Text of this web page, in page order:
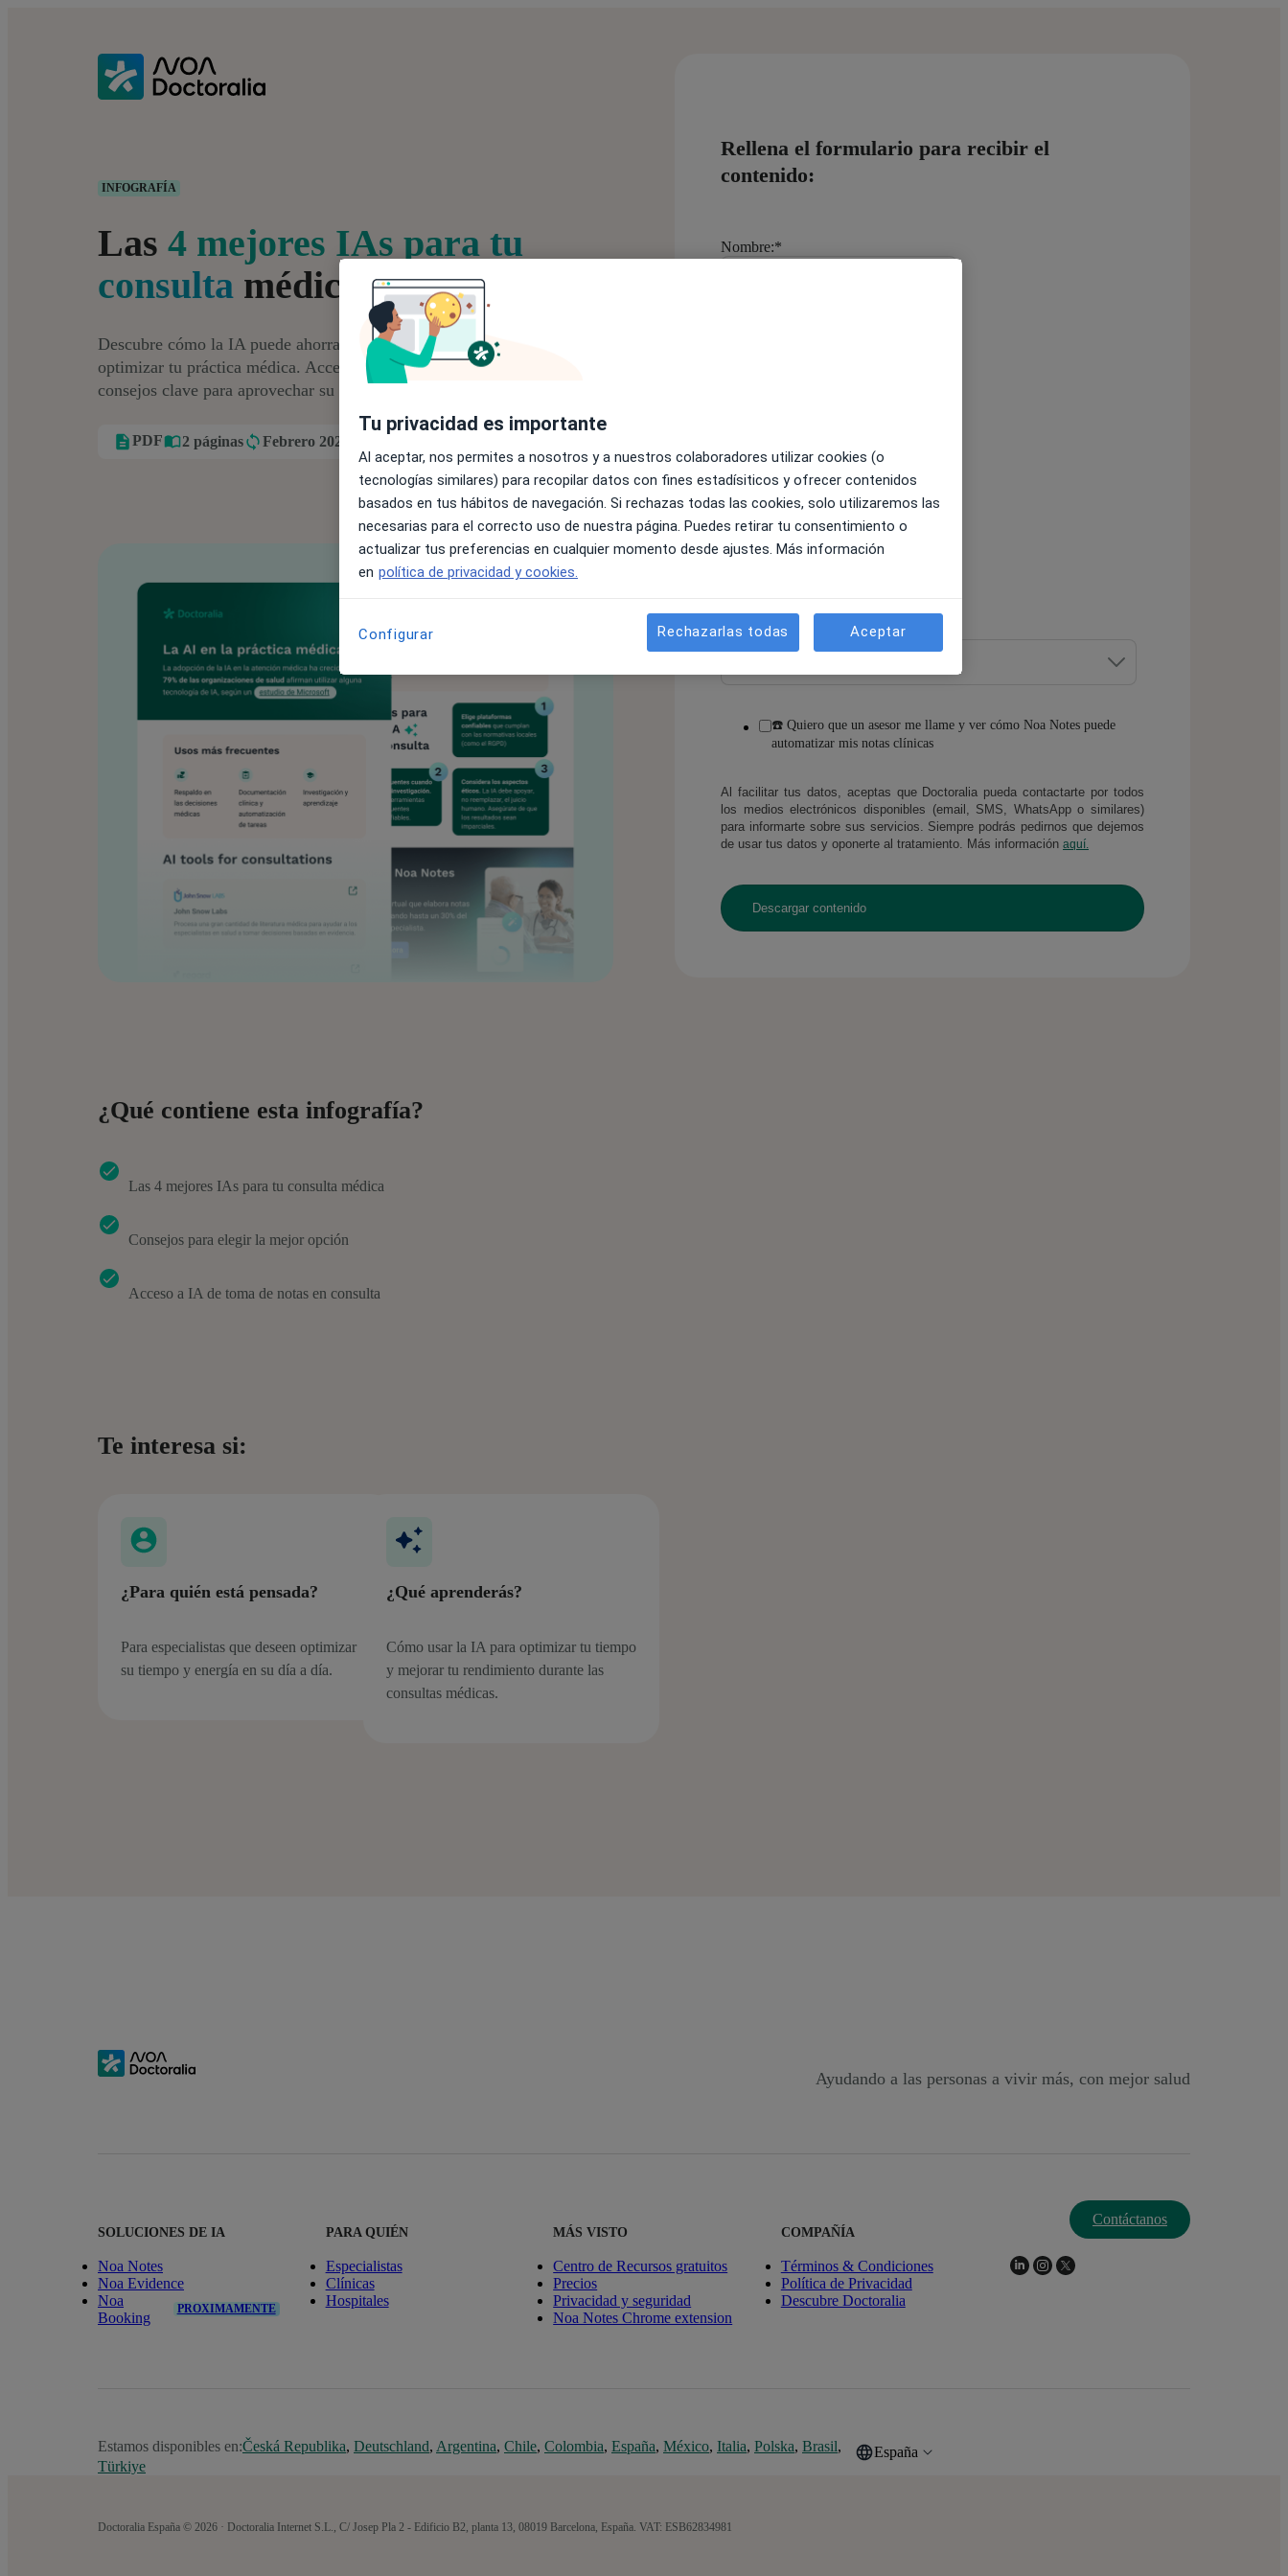
INFOGRAFÍA
Las 4 mejores IAs para tu
consulta médica
Descubre cómo la IA puede ahorrarte tiempo, mejorar tus diagnósticos y
optimizar tu práctica médica. Accede a herramientas confiables y
consejos clave para aprovechar su potencial.
PDF 2 páginas Febrero 2025
Rellena el formulario para recibir el
contenido:
Nombre:*
Teléfono o WhatsApp
¿A qué te dedicas principalmente?
☎️ Quiero que un asesor me llame y ver cómo Noa Notes puede
automatizar mis notas clínicas
Al facilitar tus datos, aceptas que Doctoralia pueda contactarte por todos
los medios electrónicos disponibles (email, SMS, WhatsApp o similares)
para informarte sobre sus servicios. Siempre podrás pedirnos que dejemos
de usar tus datos y oponerte al tratamiento. Más información aquí.
¿Qué contiene esta infografía?
Las 4 mejores IAs para tu consulta médica
Consejos para elegir la mejor opción
Acceso a IA de toma de notas en consulta
Te interesa si:
¿Para quién está pensada?
Para especialistas que deseen optimizar
su tiempo y energía en su día a día.
¿Qué aprenderás?
Cómo usar la IA para optimizar tu tiempo
y mejorar tu rendimiento durante las
consultas médicas.
Ayudando a las personas a vivir más, con mejor salud
SOLUCIONES DE IA
Noa Notes
Noa Evidence
Noa
Booking
PROXIMAMENTE
PARA QUIÉN
Especialistas
Clínicas
Hospitales
MÁS VISTO
Centro de Recursos gratuitos
Precios
Privacidad y seguridad
Noa Notes Chrome extension
COMPAÑÍA
Términos & Condiciones
Política de Privacidad
Descubre Doctoralia
Contáctanos
Estamos disponibles en:Česká Republika, Deutschland, Argentina, Chile, Colombia, España, México, Italia, Polska, Brasil,
Türkiye
España
Doctoralia España © 2026 · Doctoralia Internet S.L., C/ Josep Pla 2 - Edificio B2, planta 13, 08019 Barcelona, España. VAT: ESB62834981
Tu privacidad es importante
Al aceptar, nos permites a nosotros y a nuestros colaboradores utilizar cookies (o
tecnologías similares) para recopilar datos con fines estadísiticos y ofrecer contenidos
basados en tus hábitos de navegación. Si rechazas todas las cookies, solo utilizaremos las
necesarias para el correcto uso de nuestra página. Puedes retirar tu consentimiento o
actualizar tus preferencias en cualquier momento desde ajustes. Más información
en política de privacidad y cookies.
Rechazarlas todas Aceptar
Configurar